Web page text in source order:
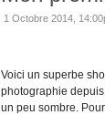
1 Octobre 2014,
Voici un superbe
photographie
un peu sombre.